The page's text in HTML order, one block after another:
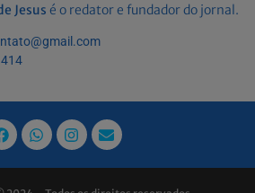
Jesus é o redator e fundador do jornal.